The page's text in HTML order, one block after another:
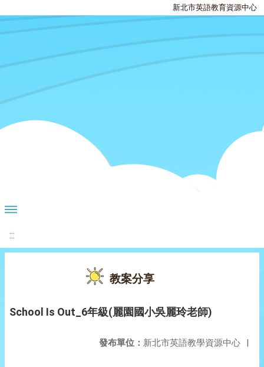
新北市英語教育資源中心
:::
教案分享
School Is Out_6年級(麗園國小吳麗玲老師)
發布單位： 新北市英語教學資源中心 |